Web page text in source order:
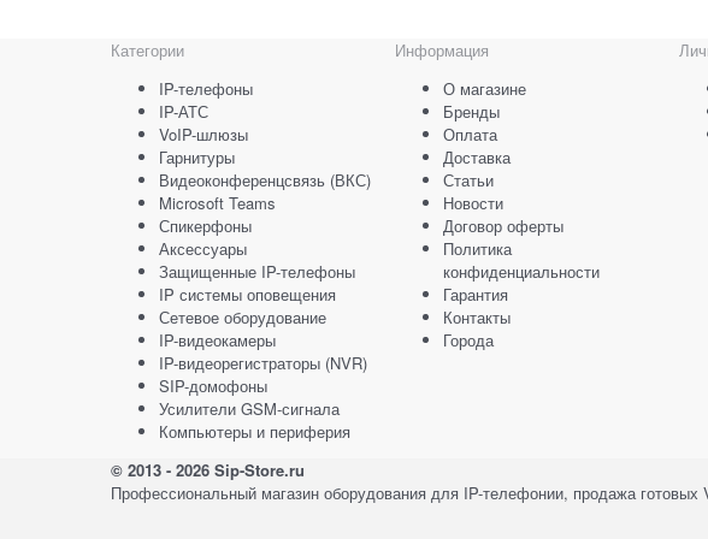
Категории
IP-телефоны
IP-АТС
VoIP-шлюзы
Гарнитуры
Видеоконференцсвязь (ВКС)
Microsoft Teams
Спикерфоны
Аксессуары
Защищенные IP-телефоны
IP системы оповещения
Сетевое оборудование
IP-видеокамеры
IP-видеорегистраторы (NVR)
SIP-домофоны
Усилители GSM-сигнала
Компьютеры и периферия
Информация
О магазине
Бренды
Оплата
Доставка
Статьи
Новости
Договор оферты
Политика
конфиденциальности
Гарантия
Контакты
Города
© 2013 - 2026 Sip-Store.ru
Профессиональный магазин оборудования для IP-телефонии, продажа готовых